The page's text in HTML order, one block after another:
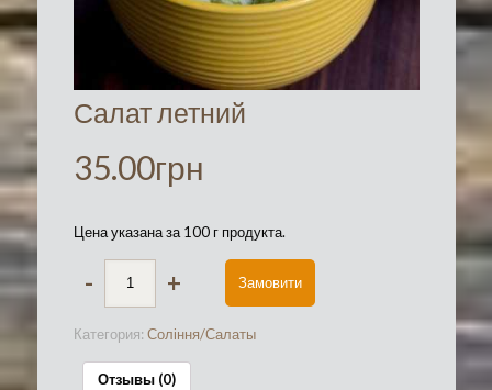
Салат летний
35.00грн
Цена указана за 100 г продукта.
- + Замовити
Категория: Соління/Салаты
Отзывы (0)